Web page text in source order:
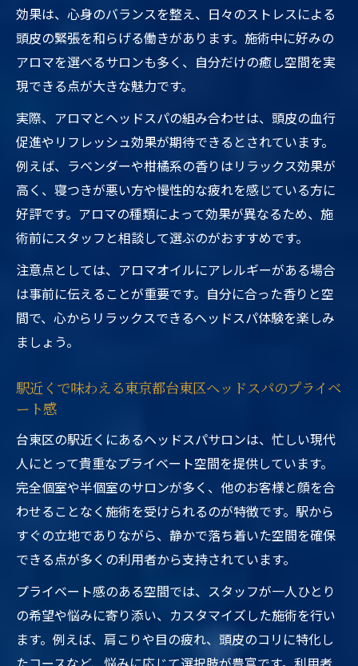
効果は、心身のバランスを整え、日々のストレスによる
頭皮の緊張を和らげる働きがあります。施術中に好みの
アロマを選べるサロンも多く、自分だけの癒し空間を実
現できる点が大きな魅力です。
実際、アロマとヘッドスパの組み合わせは、頭皮の血行
促進やリフレッシュ効果が期待できるとされています。
例えば、ラベンダーや柑橘系の香りはリラックス効果が
高く、寝つきが悪い方や慢性的な疲れを感じている方に
好評です。アロマの種類によって効果が異なるため、施
術前にスタッフと相談して選ぶのがおすすめです。
注意点としては、アロマオイルにアレルギーがある場合
は事前に伝えることが重要です。自分に合った香りと空
間で、心からリラックスできるヘッドスパ体験を楽しみ
ましょう。
駅近くで味わえる東京都台東区ヘッドスパのプライベ
ート感
台東区の駅近くにあるヘッドスパサロンは、忙しい現代
人にとって貴重なプライベート空間を提供しています。
完全個室や半個室のサロンが多く、他のお客様と顔を合
わせることなく施術を受けられるのが特徴です。駅から
すぐの立地でありながら、静かで落ち着いた空間を確保
できる点が多くの利用者から支持されています。
プライベート感のある空間では、スタッフが一人ひとり
の希望や悩みに寄り添い、カスタマイズした施術を行い
ます。例えば、肩こりや目の疲れ、頭皮のコリに特化し